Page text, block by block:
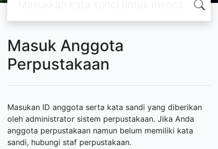
Masuk Anggota
Perpustakaan
Masukan ID anggota serta kata sandi yang diberikan
oleh administrator sistem perpustakaan. Jika Anda
anggota perpustakaan namun belum memiliki kata
sandi, hubungi staf perpustakaan.